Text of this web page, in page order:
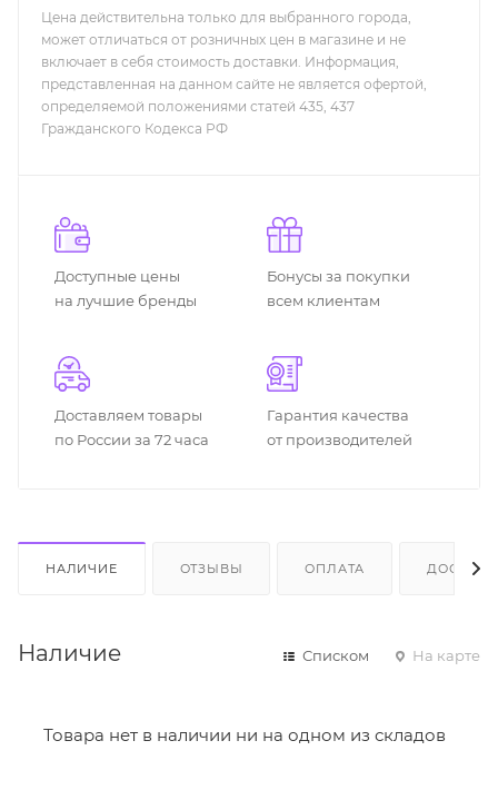
Цена действительна только для выбранного города,
может отличаться от розничных цен в магазине и не
включает в себя стоимость доставки. Информация,
представленная на данном сайте не является офертой,
определяемой положениями статей 435, 437
Гражданского Кодекса РФ
Доступные цены
на лучшие бренды
Бонусы за покупки
всем клиентам
Доставляем товары
по России за 72 часа
Гарантия качества
от производителей
НАЛИЧИЕ ОТЗЫВЫ ОПЛАТА
Наличие Списком На карте
Товара нет в наличии ни на одном из складов